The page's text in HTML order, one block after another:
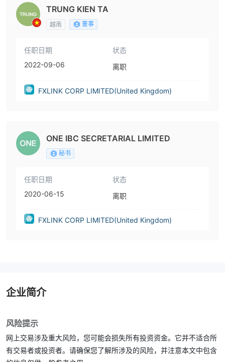
TRUNG KIEN TA
越南 董事
任职日期
2022-09-06
状态
离职
FXLINK CORP LIMITED(United Kingdom)
ONE IBC SECRETARIAL LIMITED
秘书
任职日期
2020-06-15
状态
离职
FXLINK CORP LIMITED(United Kingdom)
企业简介
风险提示
网上交易涉及重大风险，您可能会损失所有投资资金。它并不适合所
有交易者或投资者。请确保您了解所涉及的风险，并注意本文中包含